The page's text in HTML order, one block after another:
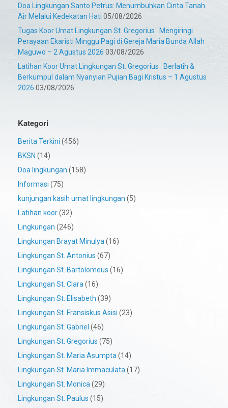
Doa Lingkungan Santo Petrus: Menumbuhkan Cinta Tanah
Air Melalui Kedekatan Hati 05/08/2026
Tugas Koor Umat Lingkungan St. Gregorius : Mengiringi
Perayaan Ekaristi Minggu Pagi di Gereja Maria Bunda Allah
Maguwo – 2 Agustus 2026 03/08/2026
Latihan Koor Umat Lingkungan St. Gregorius : Berlatih &
Berkumpul dalam Nyanyian Pujian Bagi Kristus – 1 Agustus
2026 03/08/2026
Kategori
Berita Terkini (456)
BKSN (14)
Doa lingkungan (158)
Informasi (75)
kunjungan kasih umat lingkungan (5)
Latihan koor(32)
Lingkungan (246)
Lingkungan Brayat Minulya (16)
Lingkungan St. Antonius (67)
Lingkungan St. Bartolomeus (16)
Lingkungan St. Clara (16)
Lingkungan St. Elisabeth (39)
Lingkungan St. Fransiskus Asisi (23)
Lingkungan St. Gabriel (46)
Lingkungan St. Gregorius (75)
Lingkungan St. Maria Asumpta (14)
Lingkungan St. Maria Immaculata (17)
Lingkungan St. Monica (29)
Lingkungan St. Paulus (15)